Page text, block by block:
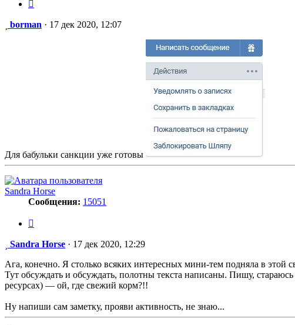
Сообщение
borman · 17 дек 2020, 12:07
Для бабульки санкции уже готовы
Sandra Horse
Сообщения: 15051
Сообщение
Sandra Horse · 17 дек 2020, 12:29
Ага, конечно. Я столько всяких интересных мини-тем подняла в этой
Тут обсуждать и обсуждать, полотны текста написаны. Пишу,
ресурсах) — ой, где свежий корм?!!
Ну напиши сам заметку, прояви активность, не знаю...